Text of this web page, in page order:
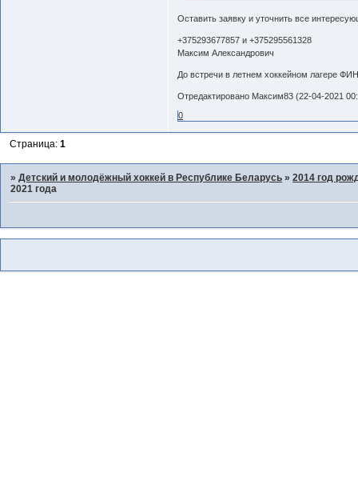
Оставить заявку и уточнить все
+375293677857 и +375295561328
Максим Александрович
До встречи в летнем хоккейном лагере
Отредактировано Максим83 (22-04-2021
0
Страница:1
»Детский и молодёжный хоккей в Республике Беларусь »2014 год
2021 года